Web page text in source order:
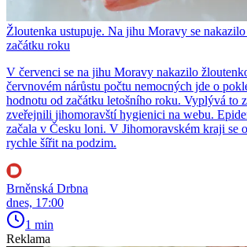
Žloutenka ustupuje. Na jihu Moravy se
začátku roku
V červenci se na jihu Moravy nakazilo
červnovém nárůstu počtu nemocných jde o
hodnotu od začátku letošního roku. Vyplývá to
zveřejnili jihomoravští hygienici na webu.
začala v Česku loni. V Jihomoravském kraji se
rychle šířit na podzim.
Brněnská Drbna
dnes, 17:00
1 min
Reklama